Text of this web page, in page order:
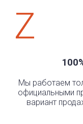
Z
Мы работаем
официальными
вариант